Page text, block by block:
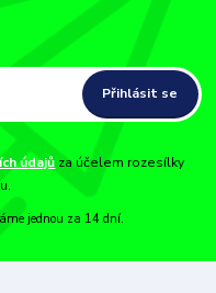
Přihlásit se
údajů za účelem rozesílky
jednou za 14 dní.